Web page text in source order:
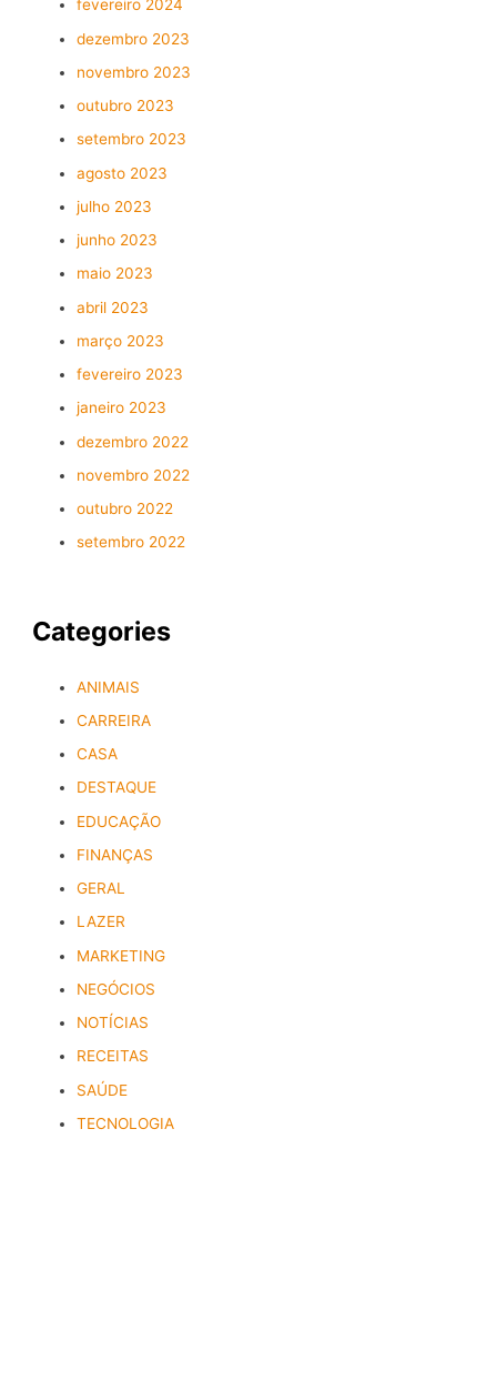
fevereiro 2024
dezembro 2023
novembro 2023
outubro 2023
setembro 2023
agosto 2023
julho 2023
junho 2023
maio 2023
abril 2023
março 2023
fevereiro 2023
janeiro 2023
dezembro 2022
novembro 2022
outubro 2022
setembro 2022
Categories
ANIMAIS
CARREIRA
CASA
DESTAQUE
EDUCAÇÃO
FINANÇAS
GERAL
LAZER
MARKETING
NEGÓCIOS
NOTÍCIAS
RECEITAS
SAÚDE
TECNOLOGIA